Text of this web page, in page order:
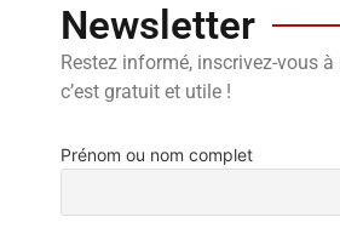
Newsletter
Restez informé, inscrivez-vous
c’est gratuit et utile !
Prénom ou nom complet